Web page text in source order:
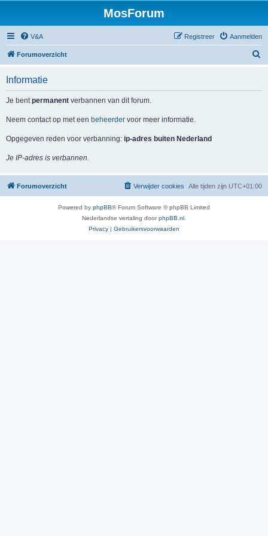
MosForum
V&A Aanmelden
Registreer
Forumoverzicht
Informatie
Je bentpermanent verbannen van dit forum.
Neem contact op met een beheerder voor meer informatie.
Opgegeven reden voor verbanning: ip-adres buiten Nederland
Je IP-adres is verbannen.
Forumoverzicht Alle tijden zijn UTC+01:00
Verwijder cookies
Powered by phpBB® Forum Software © phpBB Limited
Nederlandse vertaling doorphpBB.nl
Privacy | Gebruikersvoorwaarden